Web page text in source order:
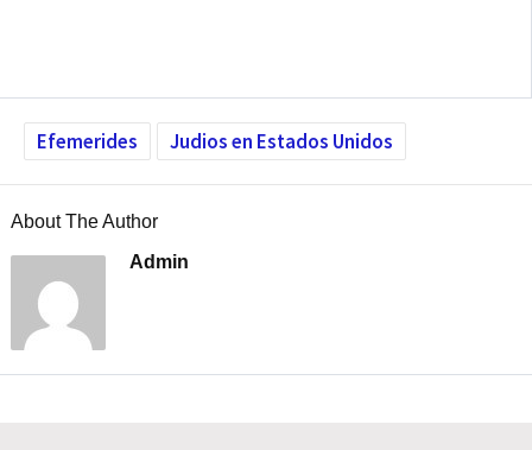
Efemerides Judios en Estados Unidos
About The Author
Admin